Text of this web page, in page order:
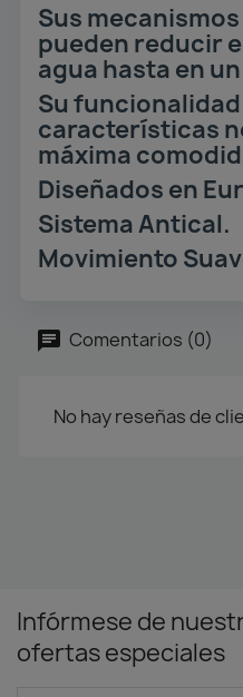
Sus
pueden reducir
agua hasta en
Su funcionalidad
características
máxima
Diseñados en
Sistema Antical.
Movimiento
Comentarios (0)
No hay reseñas de
Infórmese de
ofertas especiales